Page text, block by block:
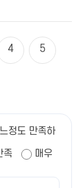
4 5
정도 만족하
족
매우